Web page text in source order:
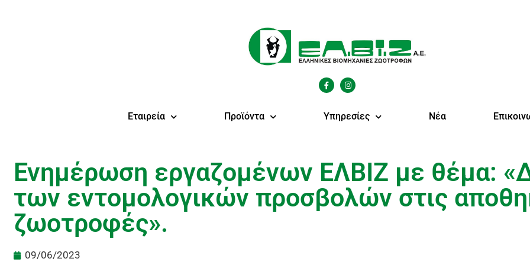
Εταιρεία Προϊόντα Υπηρεσίες Νέα
Ενημέρωση εργαζομένων ΕΛΒΙΖ με θέμα:
των εντομολογικών προσβολών στις
ζωοτροφές».
09/06/2023